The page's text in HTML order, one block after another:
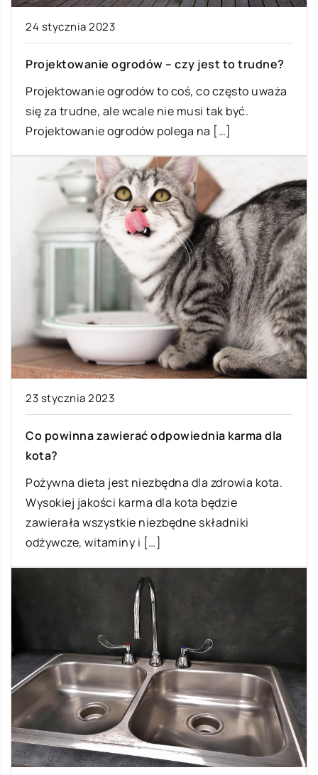
24 stycznia 2023
Projektowanie ogrodów – czy jest to trudne?
Projektowanie ogrodów to coś, co często uważa
się za trudne, ale wcale nie musi tak być.
Projektowanie ogrodów polega na […]
23 stycznia 2023
Co powinna zawierać odpowiednia karma dla
kota?
Pożywna dieta jest niezbędna dla zdrowia kota.
Wysokiej jakości karma dla kota będzie
zawierała wszystkie niezbędne składniki
odżywcze, witaminy i […]